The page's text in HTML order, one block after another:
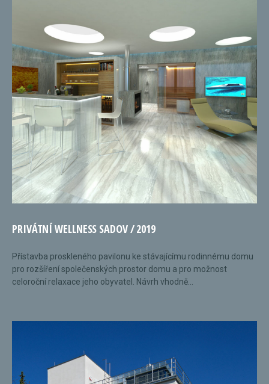
PRIVÁTNÍ WELLNESS SADOV / 2019
Přístavba proskleného pavilonu ke stávajícímu rodinnému domu
pro rozšíření společenských prostor domu a pro možnost
celoroční relaxace jeho obyvatel. Návrh vhodně...